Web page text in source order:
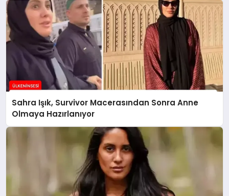
Sahra Işık, Survivor Macerasından Sonra Anne
Olmaya Hazırlanıyor